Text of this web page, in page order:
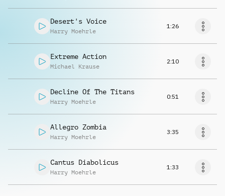
Desert's Voice
Harry Moehrle
1:26
Extreme Action
Michael Krause
2:10
Decline Of The Titans
Harry Moehrle
0:51
Allegro Zombia
Harry Moehrle
3:35
Cantus Diabolicus
Harry Moehrle
1:33